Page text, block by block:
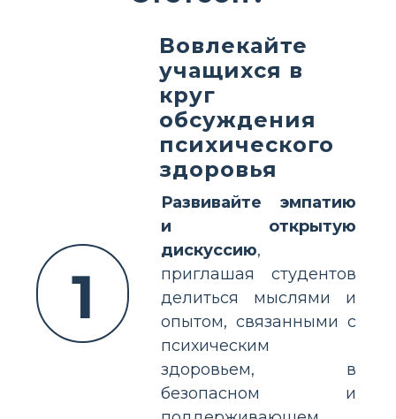
1
Вовлекайте
учащихся в
круг
обсуждения
психического
здоровья
Развивайте эмпатию
и открытую
дискуссию,
приглашая студентов
делиться мыслями и
опытом, связанными с
психическим
здоровьем, в
безопасном и